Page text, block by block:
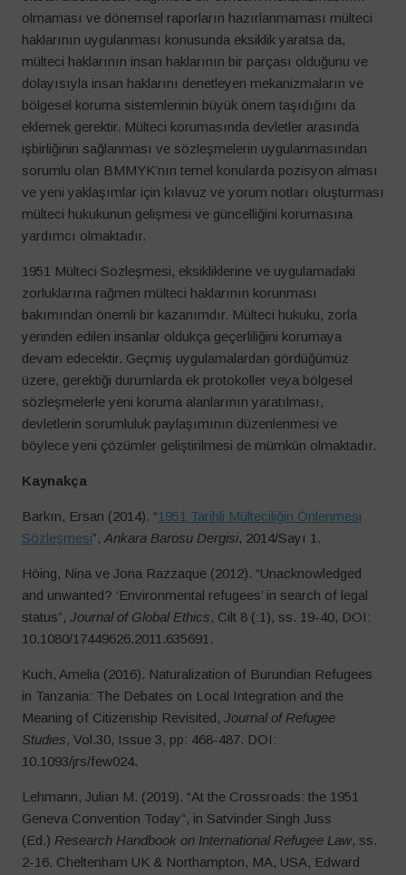
olmaması ve dönemsel raporların hazırlanmaması mülteci
haklarının uygulanması konusunda eksiklik yaratsa da,
mülteci haklarının insan haklarının bir parçası olduğunu ve
dolayısıyla insan haklarını denetleyen mekanizmaların ve
bölgesel koruma sistemlerinin büyük önem taşıdığını da
eklemek gerektir. Mülteci korumasında devletler arasında
işbirliğinin sağlanması ve sözleşmelerin uygulanmasından
sorumlu olan BMMYK’nın temel konularda pozisyon alması
ve yeni yaklaşımlar için kılavuz ve yorum notları oluşturması
mülteci hukukunun gelişmesi ve güncelliğini korumasına
yardımcı olmaktadır.
1951 Mülteci Sözleşmesi, eksikliklerine ve uygulamadaki
zorluklarına rağmen mülteci haklarının korunması
bakımından önemli bir kazanımdır. Mülteci hukuku, zorla
yerinden edilen insanlar oldukça geçerliliğini korumaya
devam edecektir. Geçmiş uygulamalardan gördüğümüz
üzere, gerektiği durumlarda ek protokoller veya bölgesel
sözleşmelerle yeni koruma alanlarının yaratılması,
devletlerin sorumluluk paylaşımının düzenlenmesi ve
böylece yeni çözümler geliştirilmesi de mümkün olmaktadır.
Kaynakça
Barkın, Ersan (2014). “1951 Tarihli Mülteciliğin Önlenmesi
Sözleşmesi”, Ankara Barosu Dergisi, 2014/Sayı 1.
Höing, Nina ve Jona Razzaque (2012). “Unacknowledged
and unwanted? ‘Environmental refugees’ in search of legal
status”, Journal of Global Ethics, Cilt 8 (:1), ss. 19-40, DOI:
10.1080/17449626.2011.635691.
Kuch, Amelia (2016). Naturalization of Burundian Refugees
in Tanzania: The Debates on Local Integration and the
Meaning of Citizenship Revisited, Journal of Refugee
Studies, Vol.30, Issue 3, pp: 468-487. DOI:
10.1093/jrs/few024.
Lehmann, Julian M. (2019). “At the Crossroads: the 1951
Geneva Convention Today”, in Satvinder Singh Juss
(Ed.) Research Handbook on International Refugee Law, ss.
2-16. Cheltenham UK & Northampton, MA, USA, Edward